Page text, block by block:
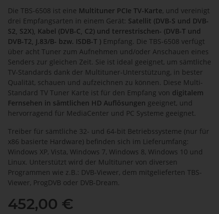
Die TBS-6508 ist eine Multituner PCIe TV-Karte, und vereinigt
drei Empfangsarten in einem Gerät: Satellit (DVB-S und DVB-
S2, S2X), Kabel (DVB-C, C2) und terrestrischen- (DVB-T und
DVB-T2, J.83/B- bzw. ISDB-T ) Empfang. Die TBS-6508 verfügt
über acht Tuner zum Aufnehmen und/oder Anschauen eines
Senders zur gleichen Zeit. Sie ist ideal geeignet, um sämtliche
TV-Standards dank der Multituner-Unterstützung, in bester
Qualität, schauen und aufzeichnen zu können. Diese Multi-
Standard TV Tuner Karte ist für den Empfang von digitalem
Fernsehen in sämtlichen HD Auflösungen geeignet, und
hervorragend für MediaCenter und PC Systeme geeignet.
Treiber für sämtliche 32- und 64-bit Betriebssysteme (nur für
x86 basierte Hardware) befinden sich im Lieferumfang:
Windows XP, Vista, Windows 7, Windows 8, Windows 10 und
Linux. Unterstützt wird der Multituner von diversen
Programmen wie z.B.: DVB-Viewer, dem mitgelieferten TBS-
Viewer, ProgDVB oder DVB-Dream.
452,00 €